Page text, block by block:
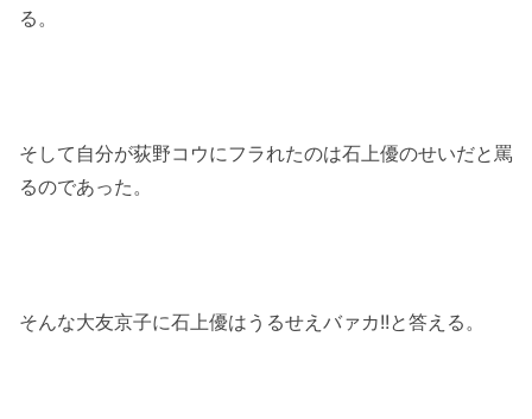
る。
そして自分が荻野コウにフラれたのは石上優のせいだと罵
るのであった。
そんな大友京子に石上優はうるせえバァカ!!と答える。